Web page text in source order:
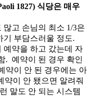
1827) 식당은 매우
고 손님의 최소 1/3은
기 부담스러울 정도.
예약을 하고 갔는데 자
. 예약이 된 경우 확인
약이 안 된 경우에는 아
약이 안 됐으면 알려줘
말도 안 되는 시스템